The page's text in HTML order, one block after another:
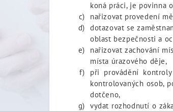
koná práci, je povinna
nařizovat provedení
dotazovat se
oblast bezpečnosti a
nařizovat zachování
místa úrazového děje,
při provádění
kontrolovaných osob,
dotčeno,
vydat rozhodnutí o